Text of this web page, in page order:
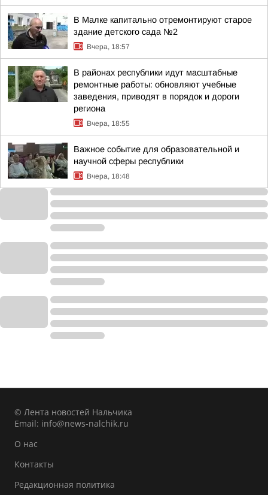
В Малке капитально отремонтируют старое
здание детского сада №2
Вчера, 18:57
В районах республики идут масштабные
ремонтные работы: обновляют учебные
заведения, приводят в порядок и дороги
региона
Вчера, 18:55
Важное событие для образовательной и
научной сферы республики
Вчера, 18:48
© Лента новостей Нальчика
Email: info@news-nalchik.ru
О нас
Контакты
Редакционная политика